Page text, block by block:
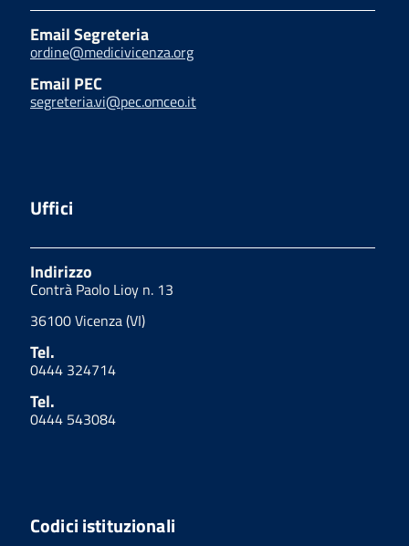
Email Segreteria
ordine@medicivicenza.org
Email PEC
segreteria.vi@pec.omceo.it
Uffici
Indirizzo
Contrà Paolo Lioy n. 13
36100 Vicenza (VI)
Tel.
0444 324714
Tel.
0444 543084
Codici istituzionali